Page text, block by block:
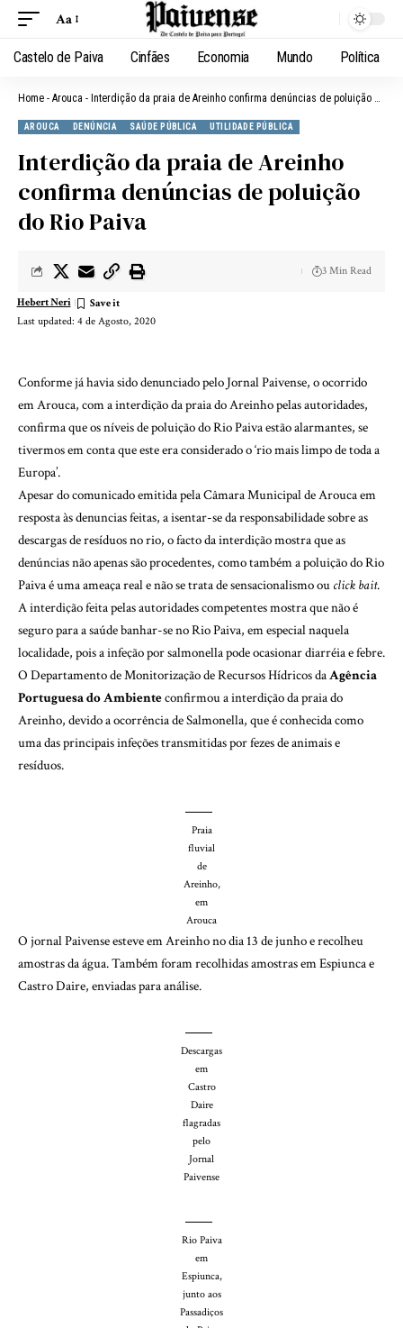
Aa
Castelo de Paiva Cinfães Economia Mundo Política
Home - Arouca - Interdição da praia de Areinho confirma denúncias de poluição do Rio Paiva
AROUCA DENÚNCIA SAÚDE PÚBLICA UTILIDADE PÚBLICA
Interdição da praia de Areinho
confirma denúncias de poluição
do Rio Paiva
Last updated: 4 de Agosto, 2020
Hebert Neri
3 Min Read
Conforme já havia sido denunciado pelo Jornal Paivense​, o ocorrido
em Arouca, com a interdição da praia do Areinho pelas autoridades,
confirma queos níveis de poluição do Rio Paiva estão alarmantes, se
tivermos em conta que este era considerado o ‘rio mais limpo de toda a
Europa’.
Apesar docomunicado emitida pela Câmara Municipalde Arouca em
resposta às denuncias feitas, a isentar-se da responsabilidade sobre as
descargas de resíduos no rio, o facto da interdição mostra que as
denúncias não apenas são procedentes, como também a poluição do Rio
Paiva é uma ameaça real e não se trata de sensacionalismo ou click bait.
A interdição feita pelas autoridades competentes mostra que não é
seguro para a saúde banhar-se no Rio Paiva, em especial naquela
localidade, pois a infeção por salmonella pode ocasionar diarréia e febre.
O Departamento de Monitorização de Recursos Hídricos daAgência
Portuguesa do Ambienteconfirmou a interdição da praia do
Areinho, devido a ocorrência de Salmonella, que é conhecida como
uma das principais infeções transmitidas por fezes de animais e
resíduos.
Praia
fluvial
de
Areinho,
em
Arouca
O jornal Paivense esteve em Areinho no dia 13 de junho e recolheu
amostras da água. Também foram recolhidas amostras em Espiunca e
Castro Daire, enviadas para análise.
Descargas
em
Castro
Daire
flagradas
pelo
Jornal
Paivense
Rio Paiva
em
Espiunca,
junto aos
Passadiços